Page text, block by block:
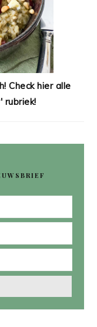
Check hier alle
rubriek!